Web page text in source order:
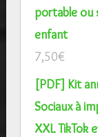
portable ou
enfant
7,50€
[PDF] Kit
Sociaux à
XXL TikTok